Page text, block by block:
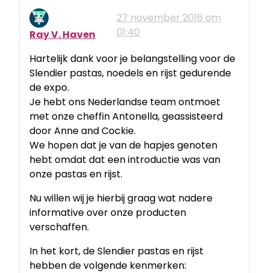
Ray V. Haven
27 november 2016 om
01:40
Hartelijk dank voor je belangstelling voor de
Slendier pastas, noedels en rijst gedurende
de expo.
Je hebt ons Nederlandse team ontmoet
met onze cheffin Antonella, geassisteerd
door Anne and Cockie.
We hopen dat je van de hapjes genoten
hebt omdat dat een introductie was van
onze pastas en rijst.
Nu willen wij je hierbij graag wat nadere
informative over onze producten
verschaffen.
In het kort, de Slendier pastas en rijst
hebben de volgende kenmerken: